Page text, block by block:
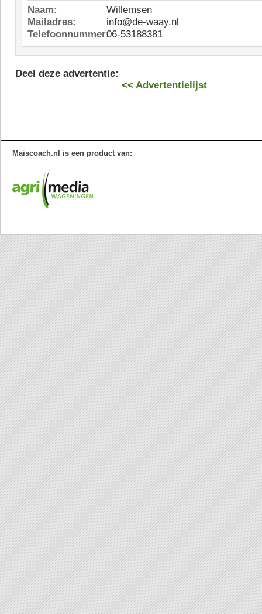
Naam:
Willemsen
Mailadres:
info@de-waay.nl
Telefoonnummer:06-53188381
Deel deze advertentie:
<< Advertentielijst
Maiscoach.nl is een product van: